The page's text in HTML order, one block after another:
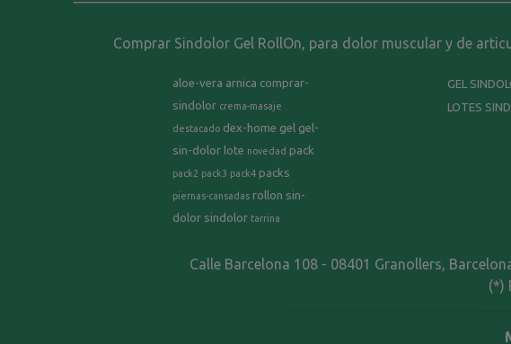
Comprar Sindolor Gel RollOn, para dolor muscular y de
aloe-vera arnica comprar-
sindolor crema-masaje
destacado dex-home gel gel-
sin-dolor lote novedad pack
pack2 pack3 pack4 packs
piernas-cansadas rollon sin-
dolor sindolor tarrina
GEL
LOTES
Calle Barcelona 108 - 08401 Granollers,
(*)